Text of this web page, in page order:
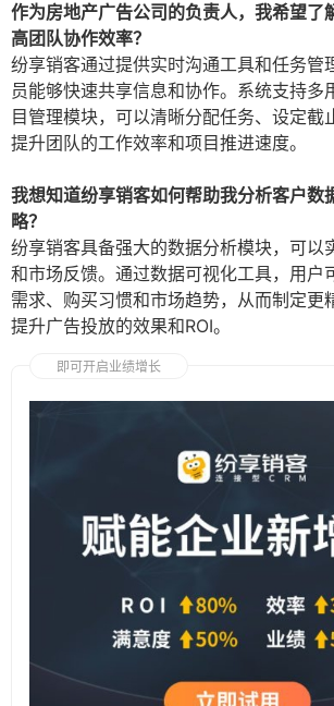
作为房地产广告公司的负责人，我希望了
高团队协作效率？
纷享销客通过提供实时沟通工具和任务管
员能够快速共享信息和协作。系统支持多
目管理模块，可以清晰分配任务、设定截
提升团队的工作效率和项目推进速度。
我想知道纷享销客如何帮助我分析客户数
略？
纷享销客具备强大的数据分析模块，可以
和市场反馈。通过数据可视化工具，用户
需求、购买习惯和市场趋势，从而制定更
提升广告投放的效果和ROI。
即可开启业绩增长